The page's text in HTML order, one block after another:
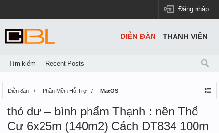
Đăng nhập
Diễn đàn Phần Mềm Hỗ Trợ MacOS
thó dư – bình phẩm Thạnh : nền Thổ
Cư 6x25m (140m2) Cách DT834 100m
DIỄN ĐÀN
Tìm kiếm Recent Posts
THÀNH VIÊN